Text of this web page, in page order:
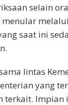
selain
saat ini
lintas
yang
terkait. Impian